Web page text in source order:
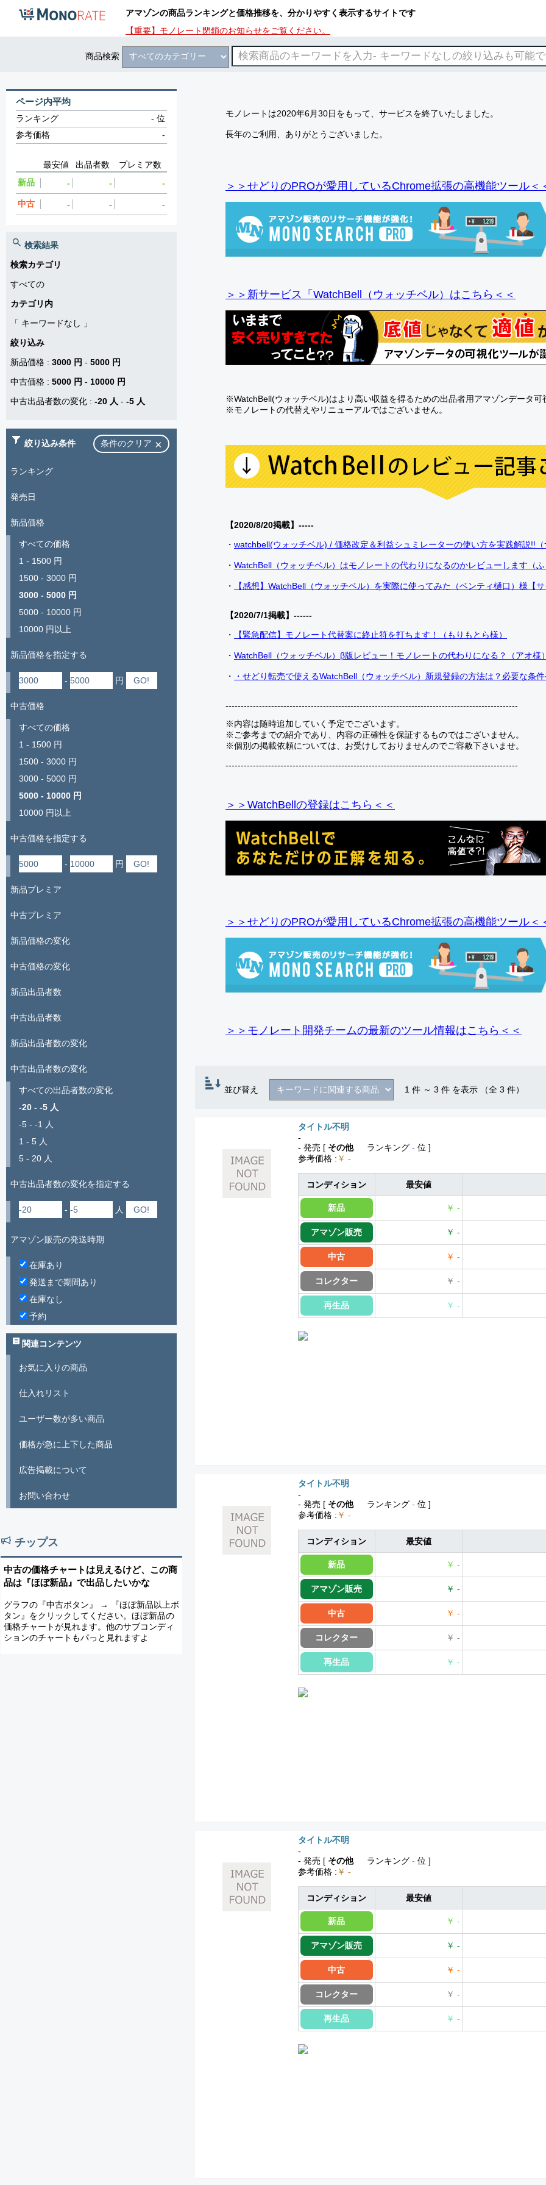
アマゾンの商品ランキングと価格推移を、分かりやすく表示するサイトです
【重要】モノレート閉鎖のお知らせをご覧ください。
商品検索
モノレートは2020年6月30日をもって、サービスを終了いたしました。
長年のご利用、ありがとうございました。
＞＞せどりのPROが愛用しているChrome拡張の高機能ツール＜
＞＞新サービス「WatchBell（ウォッチベル）はこちら＜＜
※WatchBell(ウォッチベル)はより高い収益を得るための出品者用アマゾンデータ可
※モノレートの代替えやリニューアルではございません。
【2020/8/20掲載】-----
・ watchbell(ウォッチベル) / 価格改定＆利益シュミレーターの使い方を実践解説!!
・ WatchBell（ウォッチベル）はモノレートの代わりになるのかレビューします（
・ 【感想】WatchBell（ウォッチベル）を実際に使ってみた（ベンティ樋口）様【
【2020/7/1掲載】------
・
【緊急配信】モノレート代替案に終止符を打ちます！（もりもとら様）
・ WatchBell（ウォッチベル）β版レビュー！モノレートの代わりになる？（アオ様
・ ・せどり転売で使えるWatchBell（ウォッチベル）新規登録の方法は？必要な条
------------------------------------------------------------------------------------------------
※内容は随時追加していく予定でございます。
※ご参考までの紹介であり、内容の正確性を保証するものではございません。
※個別の掲載依頼については、お受けしておりませんのでご容赦下さいませ。
------------------------------------------------------------------------------------------------
＞＞WatchBellの登録はこちら＜＜
＞＞せどりのPROが愛用しているChrome拡張の高機能ツール＜
＞＞モノレート開発チームの最新のツール情報はこちら＜＜
並び替え 1 件 ～ 3 件 を表示 （全 3 件）
タイトル不明
-
- 発売 [ その他 ランキング - 位 ]
参考価格 : ￥ -
コンディション 最安値
新品 ￥ -
アマゾン販売 ￥ -
中古 ￥ -
コレクター ￥ -
再生品 ￥ -
タイトル不明
-
- 発売 [ その他 ランキング - 位 ]
参考価格 : ￥ -
コンディション 最安値
新品 ￥ -
アマゾン販売 ￥ -
中古 ￥ -
コレクター ￥ -
再生品 ￥ -
タイトル不明
-
- 発売 [ その他 ランキング - 位 ]
参考価格 : ￥ -
コンディション 最安値
新品 ￥ -
アマゾン販売 ￥ -
中古 ￥ -
コレクター ￥ -
再生品 ￥ -
ページ内平均
ランキング -位
参考価格
-
最安値 出品者数
プレミア数
新品
- - -
中古 - - -
検索結果
検索カテゴリ
すべての
カテゴリ内
「 キーワードなし
」
絞り込み
新品価格 : 3000 円 - 5000 円
中古価格 : 5000 円 - 10000 円
中古出品者数の変化 : -20 人 - -5 人
絞り込み条件 条件のクリア
ランキング
発売日
新品価格
すべての価格
1 - 1500 円
1500 - 3000 円
3000 - 5000 円
5000 - 10000 円
10000 円以上
新品価格を指定する
- 円
中古価格
すべての価格
1 - 1500 円
1500 - 3000 円
3000 - 5000 円
5000 - 10000 円
10000 円以上
中古価格を指定する
- 円
新品プレミア
中古プレミア
新品価格の変化
中古価格の変化
新品出品者数
中古出品者数
新品出品者数の変化
中古出品者数の変化
すべての出品者数の変化
-20 - -5 人
-5 - -1 人
1 - 5 人
5 - 20 人
中古出品者数の変化を指定する
- 人
アマゾン販売の発送時期
在庫あり
発送まで期間あり
在庫なし
予約
関連コンテンツ
お気に入りの商品
仕入れリスト
ユーザー数が多い商品
価格が急に上下した商品
広告掲載について
お問い合わせ
チップス
中古の価格チャートは見えるけど、この商
品は『ほぼ新品』で出品したいかな
グラフの『中古ボタン』 → 『ほぼ新品以上ボ
タン』をクリックしてください。ほぼ新品の
価格チャートが見れます。他のサブコンディ
ションのチャートもパっと見れますよ